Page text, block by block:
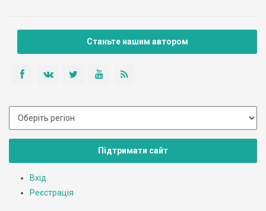
Станьте нашим автором
Підтримати сайт
Вхід
Реєстрація